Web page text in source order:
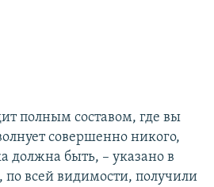
полным составом, где вы
совершенно никого,
должна быть, – указано в
по всей видимости, получили